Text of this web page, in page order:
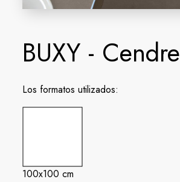
BUXY - Cendre
Los formatos utilizados:
100x100 cm